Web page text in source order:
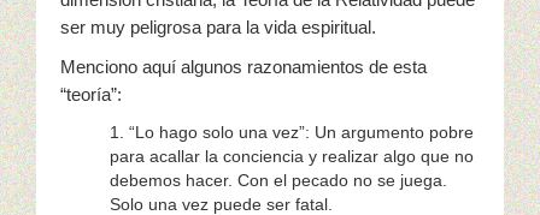
Nuestra Iglesia
28 Creencias Fundamentales
MISIÓN Y SERVICIO
ESCRITOS DE ELLENA G. WHITE
ser muy peligrosa para la vida espiritual.
Menciono aquí algunos razonamientos de esta
“teoría”:
“Lo hago solo una vez”: Un argumento pobre
para acallar la conciencia y realizar algo que no
debemos hacer. Con el pecado no se juega.
Solo una vez puede ser fatal.